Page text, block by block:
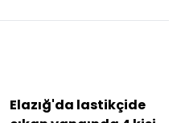
Elazığ'da lastikçide